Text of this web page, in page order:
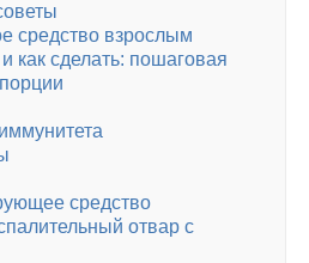
средство взрослым
как сделать: пошаговая
средство
отвар с